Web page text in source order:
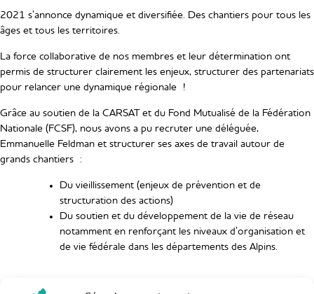
2021 s’annonce dynamique et diversifiée. Des chantiers pour tous les
âges et tous les territoires.
La force collaborative de nos membres et leur détermination ont
permis de structurer clairement les enjeux, structurer des partenariats
pour relancer une dynamique régionale !
Grâce au soutien de la CARSAT et du Fond Mutualisé de la Fédération
Nationale (FCSF), nous avons a pu recruter une déléguée,
Emmanuelle Feldman et structurer ses axes de travail autour de
grands chantiers :
Du vieillissement (enjeux de prévention et de
structuration des actions)
Du soutien et du développement de la vie de réseau
notamment en renforçant les niveaux d’organisation et
de vie fédérale dans les départements des Alpins.